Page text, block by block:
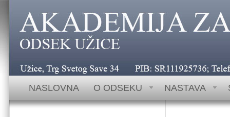
NASLOVNA O ODSEKU NASTAVA